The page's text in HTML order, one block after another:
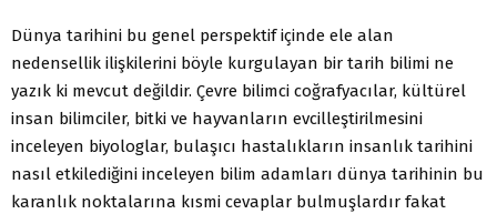
Dünya tarihini bu genel perspektif içinde ele alan
nedensellik ilişkilerini böyle kurgulayan bir tarih bilimi ne
yazık ki mevcut değildir. Çevre bilimci coğrafyacılar, kültürel
insan bilimciler, bitki ve hayvanların evcilleştirilmesini
inceleyen biyologlar, bulaşıcı hastalıkların insanlık tarihini
nasıl etkilediğini inceleyen bilim adamları dünya tarihinin bu
karanlık noktalarına kısmi cevaplar bulmuşlardır fakat